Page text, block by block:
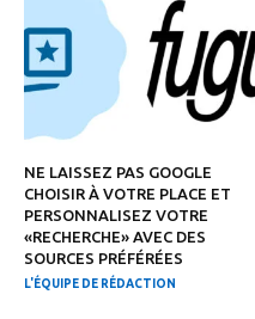
NE LAISSEZ PAS GOOGLE
CHOISIR À VOTRE PLACE ET
PERSONNALISEZ VOTRE
«RECHERCHE» AVEC DES
SOURCES PRÉFÉRÉES
L'ÉQUIPE DE RÉDACTION